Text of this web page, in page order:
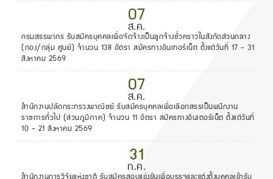
07
ส.ค.
กรมสรรพากร รับสมัครบุคคลเพื่อจัดจ้างเป็นลูกจ้างชั่วคราวในสังกัดส่วนกลาง
(กอง/กลุ่ม ศูนย์) จำนวน 138 อัตรา สมัครทางอินเทอร์เน็ต ตั้งแต่วันที่ 17 - 31
สิงหาคม 2569
07
ส.ค.
สำนักงานปลัดกระทรวงพาณิชย์ รับสมัครบุคคลเพื่อเลือกสรรเป็นพนักงาน
ราชการทั่วไป (ส่วนภูมิภาค) จำนวน 11 อัตรา สมัครทางอินเตอร์เน็ต ตั้งแต่วันที่
10 - 21 สิงหาคม 2569
31
ก.ค.